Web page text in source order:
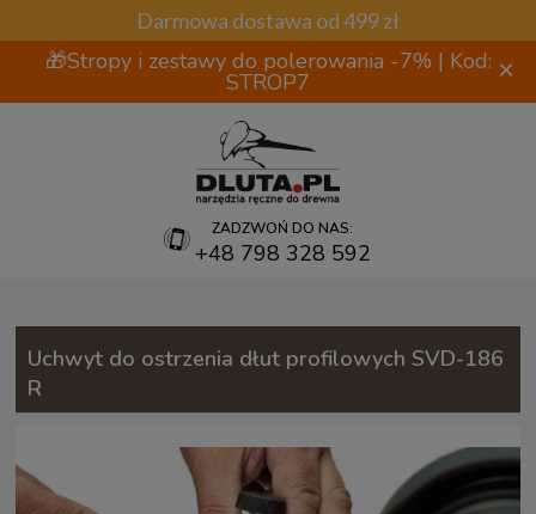
Darmowa dostawa od 499 zł
🎁Stropy i zestawy do polerowania -7% | Kod:
STROP7 ×
ZADZWOŃ DO NAS:
+48 798 328 592
Uchwyt do ostrzenia dłut profilowych SVD-186
R